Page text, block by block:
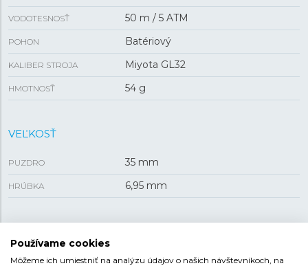
VODOTESNOSŤ 50 m / 5 ATM
POHON Batériový
KALIBER STROJA Miyota GL32
HMOTNOSŤ 54 g
VEĽKOSŤ
PUZDRO 35 mm
HRÚBKA 6,95 mm
MATERIÁL REMIENKA Oceľ
Používame cookies
Môžeme ich umiestniť na analýzu údajov o našich návštevníkoch, na